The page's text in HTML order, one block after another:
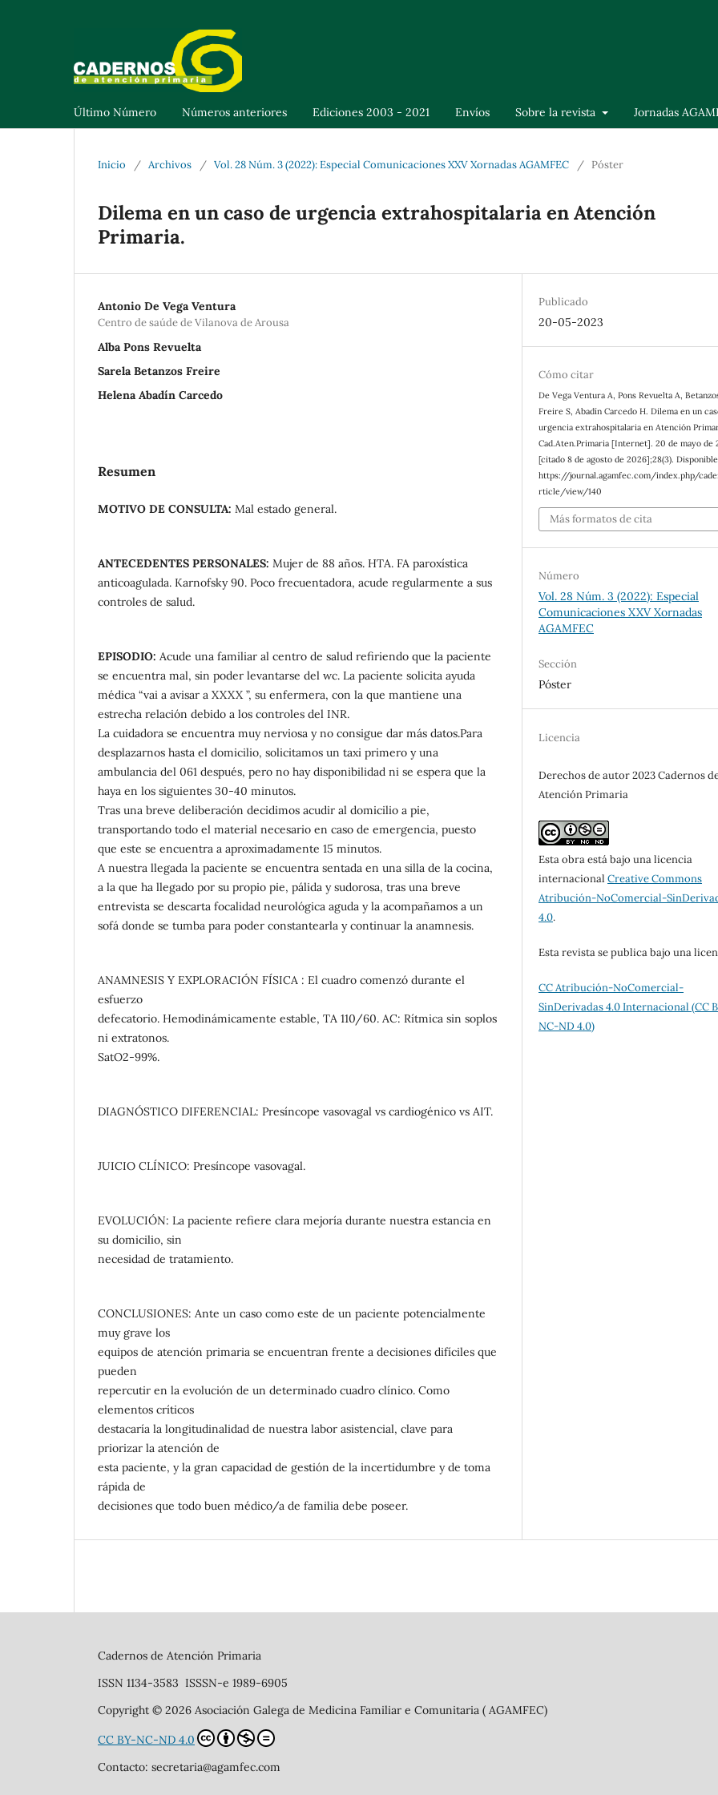
Último Número Números anteriores Ediciones 2003 - 2021 Envíos Sobre la revista Jornadas
Inicio / Archivos / Vol. 28 Núm. 3 (2022): Especial Comunicaciones XXV Xornadas AGAMFEC / Póster
Dilema en un caso de urgencia extrahospitalaria en Atención
Primaria.
Antonio De Vega Ventura
Centro de saúde de Vilanova de Arousa
Alba Pons Revuelta
Sarela Betanzos Freire
Helena Abadín Carcedo
Resumen
MOTIVO DE CONSULTA: Mal estado general.
ANTECEDENTES PERSONALES: Mujer de 88 años. HTA. FA paroxística
anticoagulada. Karnofsky 90. Poco frecuentadora, acude regularmente a sus
controles de salud.
EPISODIO: Acude una familiar al centro de salud refiriendo que la paciente
se encuentra mal, sin poder levantarse del wc. La paciente solicita ayuda
médica “vai a avisar a XXXX ”, su enfermera, con la que mantiene una
estrecha relación debido a los controles del INR.
La cuidadora se encuentra muy nerviosa y no consigue dar más datos.Para
desplazarnos hasta el domicilio, solicitamos un taxi primero y una
ambulancia del 061 después, pero no hay disponibilidad ni se espera que la
haya en los siguientes 30-40 minutos.
Tras una breve deliberación decidimos acudir al domicilio a pie,
transportando todo el material necesario en caso de emergencia, puesto
que este se encuentra a aproximadamente 15 minutos.
A nuestra llegada la paciente se encuentra sentada en una silla de la cocina,
a la que ha llegado por su propio pie, pálida y sudorosa, tras una breve
entrevista se descarta focalidad neurológica aguda y la acompañamos a un
sofá donde se tumba para poder constantearla y continuar la anamnesis.
ANAMNESIS Y EXPLORACIÓN FÍSICA : El cuadro comenzó durante el
esfuerzo
defecatorio. Hemodinámicamente estable, TA 110/60. AC: Rítmica sin soplos
ni extratonos.
SatO2-99%.
DIAGNÓSTICO DIFERENCIAL: Presíncope vasovagal vs cardiogénico vs AIT.
JUICIO CLÍNICO: Presíncope vasovagal.
EVOLUCIÓN: La paciente refiere clara mejoría durante nuestra estancia en
su domicilio, sin
necesidad de tratamiento.
CONCLUSIONES: Ante un caso como este de un paciente potencialmente
muy grave los
equipos de atención primaria se encuentran frente a decisiones difíciles que
pueden
repercutir en la evolución de un determinado cuadro clínico. Como
elementos críticos
destacaría la longitudinalidad de nuestra labor asistencial, clave para
priorizar la atención de
esta paciente, y la gran capacidad de gestión de la incertidumbre y de toma
rápida de
decisiones que todo buen médico/a de familia debe poseer.
Publicado
20-05-2023
Cómo citar
De Vega Ventura A, Pons Revuelta A,
Freire S, Abadín Carcedo H. Dilema en un
urgencia extrahospitalaria en Atención
Cad.Aten.Primaria [Internet]. 20 de mayo de
[citado 8 de agosto de 2026];28(3).
https://journal.agamfec.com/index.php/
rticle/view/140
Más formatos de cita
Número
Vol. 28 Núm. 3 (2022): Especial
Comunicaciones XXV Xornadas
AGAMFEC
Sección
Póster
Licencia
Derechos de autor 2023 Cadernos
Atención Primaria
Esta obra está bajo una licencia
internacionalCreative Commons
Atribución-NoComercial-
4.0.
Esta revista se publica bajo una
CC Atribución-NoComercial-
SinDerivadas 4.0 Internacional (CC
NC-ND 4.0)
Cadernos de Atención Primaria
ISSN 1134-3583 ISSSN-e 1989-6905
Copyright © 2026 Asociación Galega de Medicina Familiar e Comunitaria ( AGAMFEC)
CC BY-NC-ND 4.0
Contacto: secretaria@agamfec.com